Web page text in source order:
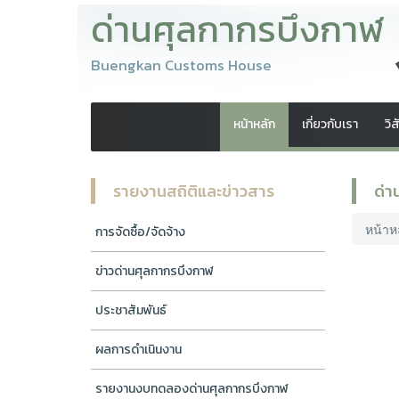
ด่านศุลกากรบึงกาฬ
Buengkan Customs House
หน้าหลัก เกี่ยวกับเรา วิ
รายงานสถิติและข่าวสาร
การจัดซื้อ/จัดจ้าง
ข่าวด่านศุลกากรบึงกาฬ
ประชาสัมพันธ์
ผลการดำเนินงาน
รายงานงบทดลองด่านศุลกากรบึงกาฬ
ด่า
หน้า